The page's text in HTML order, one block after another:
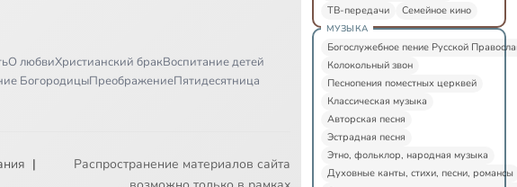
О любвиХристианский бракВоспитание детей
БогородицыПреображениеПятидесятница
|
Распространение материалов сайта
ТВ-передачи
Семейное кино
МУЗЫКА
Богослужебное пение Русской
Колокольный звон
Песнопения поместных церквей
Классическая музыка
Авторская песня
Эстрадная песня
Этно, фольклор, народная музыка
Духовные канты, стихи, песни, романсы